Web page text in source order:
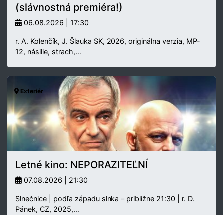
(slávnostná premiéra!)
06.08.2026 | 17:30
r. A. Kolenčík, J. Šlauka SK, 2026, originálna verzia, MP-
12, násilie, strach,…
Exteriér
Letné kino: NEPORAZITEĽNÍ
07.08.2026 | 21:30
Slnečnice | podľa západu slnka – približne 21:30 | r. D.
Pánek, CZ, 2025,…